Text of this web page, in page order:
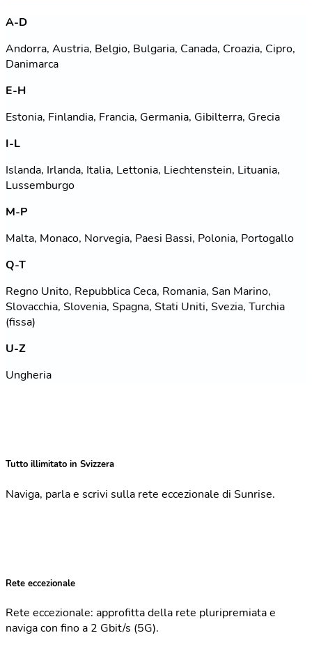
A-D
Andorra, Austria, Belgio, Bulgaria, Canada, Croazia, Cipro,
Danimarca
E-H
Estonia, Finlandia, Francia, Germania, Gibilterra, Grecia
I-L
Islanda, Irlanda, Italia, Lettonia, Liechtenstein, Lituania,
Lussemburgo
M-P
Malta, Monaco, Norvegia, Paesi Bassi, Polonia, Portogallo
Q-T
Regno Unito, Repubblica Ceca, Romania, San Marino,
Slovacchia, Slovenia, Spagna, Stati Uniti, Svezia, Turchia
(fissa)
U-Z
Ungheria
Tutto illimitato in Svizzera
Naviga, parla e scrivi sulla rete eccezionale di Sunrise.
Rete eccezionale
Rete eccezionale: approfitta della rete pluripremiata e
naviga con fino a 2 Gbit/s (5G).